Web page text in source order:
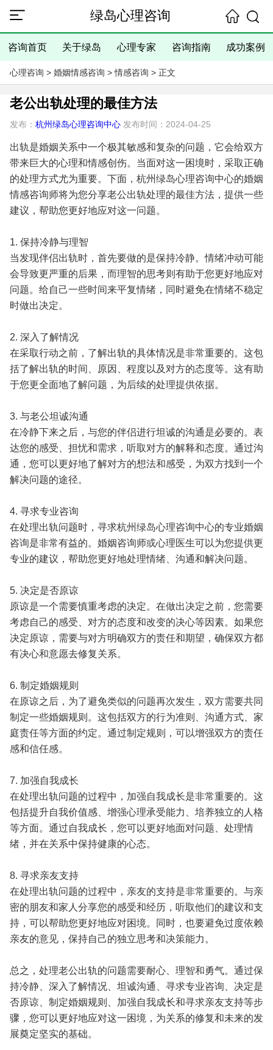
绿岛心理咨询
咨询首页 关于绿岛 心理专家 咨询指南 成功案例
心理咨询 > 婚姻情感咨询 >情感咨询 > 正文
老公出轨处理的最佳方法
发布： 杭州绿岛心理咨询中心发布时间：2024-04-25
出轨是婚姻关系中一个极其敏感和复杂的问题，它会给双方
带来巨大的心理和情感创伤。当面对这一困境时，采取正确
的处理方式尤为重要。下面，杭州绿岛心理咨询中心的婚姻
情感咨询师将为您分享老公出轨处理的最佳方法，提供一些
建议，帮助您更好地应对这一问题。
1. 保持冷静与理智
当发现伴侣出轨时，首先要做的是保持冷静。情绪冲动可能
会导致更严重的后果，而理智的思考则有助于您更好地应对
问题。给自己一些时间来平复情绪，同时避免在情绪不稳定
时做出决定。
2. 深入了解情况
在采取行动之前，了解出轨的具体情况是非常重要的。这包
括了解出轨的时间、原因、程度以及对方的态度等。这有助
于您更全面地了解问题，为后续的处理提供依据。
3. 与老公坦诚沟通
在冷静下来之后，与您的伴侣进行坦诚的沟通是必要的。表
达您的感受、担忧和需求，听取对方的解释和态度。通过沟
通，您可以更好地了解对方的想法和感受，为双方找到一个
解决问题的途径。
4. 寻求专业咨询
在处理出轨问题时，寻求杭州绿岛心理咨询中心的专业婚姻
咨询是非常有益的。婚姻咨询师或心理医生可以为您提供更
专业的建议，帮助您更好地处理情绪、沟通和解决问题。
5. 决定是否原谅
原谅是一个需要慎重考虑的决定。在做出决定之前，您需要
考虑自己的感受、对方的态度和改变的决心等因素。如果您
决定原谅，需要与对方明确双方的责任和期望，确保双方都
有决心和意愿去修复关系。
6. 制定婚姻规则
在原谅之后，为了避免类似的问题再次发生，双方需要共同
制定一些婚姻规则。这包括双方的行为准则、沟通方式、家
庭责任等方面的约定。通过制定规则，可以增强双方的责任
感和信任感。
7. 加强自我成长
在处理出轨问题的过程中，加强自我成长是非常重要的。这
包括提升自我价值感、增强心理承受能力、培养独立的人格
等方面。通过自我成长，您可以更好地面对问题、处理情
绪，并在关系中保持健康的心态。
8. 寻求亲友支持
在处理出轨问题的过程中，亲友的支持是非常重要的。与亲
密的朋友和家人分享您的感受和经历，听取他们的建议和支
持，可以帮助您更好地应对困境。同时，也要避免过度依赖
亲友的意见，保持自己的独立思考和决策能力。
总之，处理老公出轨的问题需要耐心、理智和勇气。通过保
持冷静、深入了解情况、坦诚沟通、寻求专业咨询、决定是
否原谅、制定婚姻规则、加强自我成长和寻求亲友支持等步
骤，您可以更好地应对这一困境，为关系的修复和未来的发
展奠定坚实的基础。